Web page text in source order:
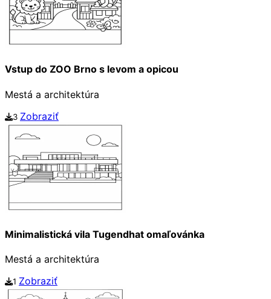
Vstup do ZOO Brno s levom a opicou
Mestá a architektúra
3 Zobraziť
Minimalistická vila Tugendhat omaľovánka
Mestá a architektúra
1 Zobraziť